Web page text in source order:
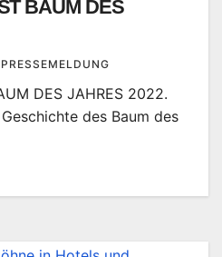
BAUM DES
PRESSEMELDUNG
DES JAHRES 2022.
des Baum des